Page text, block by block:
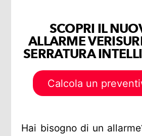
SCOPRI IL
ALLARME
SERRATURA
Calcola un
Hai bisogno di un